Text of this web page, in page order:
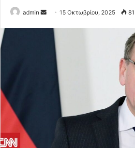
admin
Send
email
15 Οκτωβρίου, 2025 81